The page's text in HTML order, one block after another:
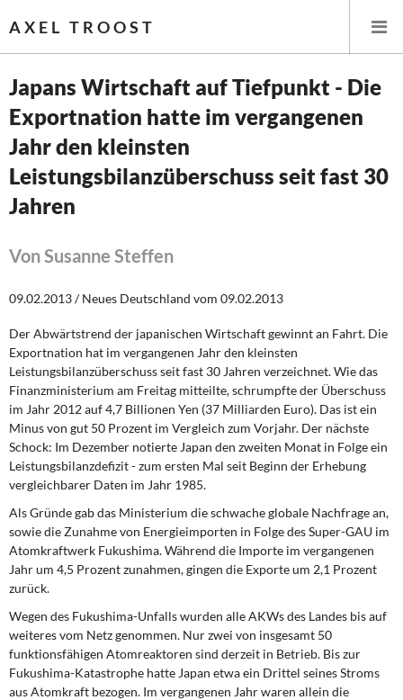
AXEL TROOST
Startseite
Themen
Leitlinien linker Wirtschafts- und Finanzpolitik
Wirtschaftspolitik
Steuer- und Finanzpolitik
Öffentliche Infrastruktur und Daseinsvorsorge
Eurokrise und Griechenland
DIE LINKE
Weitere Themen
Memo-Gruppe
Institut Solidarische Moderne
Rosa-Luxemburg-Stiftung
Über mich
Kontakt
Japans Wirtschaft auf Tiefpunkt - Die
Exportnation hatte im vergangenen
Jahr den kleinsten
Leistungsbilanzüberschuss seit fast 30
Jahren
Von Susanne Steffen
09.02.2013 / Neues Deutschland vom 09.02.2013
Der Abwärtstrend der japanischen Wirtschaft gewinnt an Fahrt. Die
Exportnation hat im vergangenen Jahr den kleinsten
Leistungsbilanzüberschuss seit fast 30 Jahren verzeichnet. Wie das
Finanzministerium am Freitag mitteilte, schrumpfte der Überschuss
im Jahr 2012 auf 4,7 Billionen Yen (37 Milliarden Euro). Das ist ein
Minus von gut 50 Prozent im Vergleich zum Vorjahr. Der nächste
Schock: Im Dezember notierte Japan den zweiten Monat in Folge ein
Leistungsbilanzdefizit - zum ersten Mal seit Beginn der Erhebung
vergleichbarer Daten im Jahr 1985.
Als Gründe gab das Ministerium die schwache globale Nachfrage an,
sowie die Zunahme von Energieimporten in Folge des Super-GAU im
Atomkraftwerk Fukushima. Während die Importe im vergangenen
Jahr um 4,5 Prozent zunahmen, gingen die Exporte um 2,1 Prozent
zurück.
Wegen des Fukushima-Unfalls wurden alle AKWs des Landes bis auf
weiteres vom Netz genommen. Nur zwei von insgesamt 50
funktionsfähigen Atomreaktoren sind derzeit in Betrieb. Bis zur
Fukushima-Katastrophe hatte Japan etwa ein Drittel seines Stroms
aus Atomkraft bezogen. Im vergangenen Jahr waren allein die